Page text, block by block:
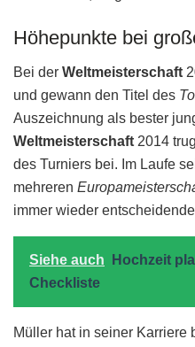
Höhepunkte bei
Bei der Weltmeisterschaft
und gewann den Titel des
Auszeichnung als bester
Weltmeisterschaft 2014
des Turniers bei. Im Laufe
mehreren
immer wieder
Siehe auch
Hochzeit
Checkliste
Müller hat in seiner